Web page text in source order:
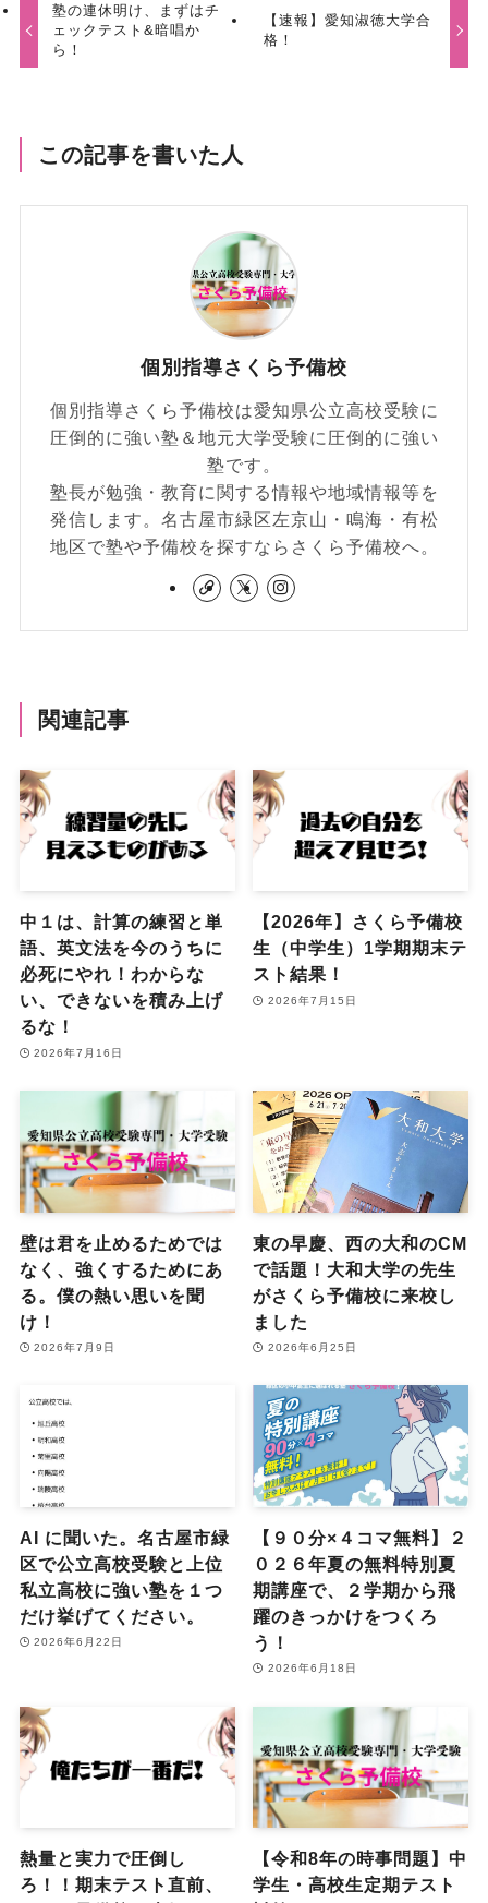
塾の連休明け、まずはチ
ェックテスト&暗唱か
ら！
【速報】愛知淑徳大学合
格！
この記事を書いた人
個別指導さくら予備校
個別指導さくら予備校は愛知県公立高校受験に
圧倒的に強い塾＆地元大学受験に圧倒的に強い
塾です。
塾長が勉強・教育に関する情報や地域情報等を
発信します。名古屋市緑区左京山・鳴海・有松
地区で塾や予備校を探すならさくら予備校へ。
関連記事
中１は、計算の練習と単
語、英文法を今のうちに
必死にやれ！わからな
い、できないを積み上げ
るな！
2026年7月16日
【2026年】さくら予備校
生（中学生）1学期期末テ
スト結果！
2026年7月15日
壁は君を止めるためでは
なく、強くするためにあ
る。僕の熱い思いを聞
け！
2026年7月9日
東の早慶、西の大和のCM
で話題！大和大学の先生
がさくら予備校に来校し
ました
2026年6月25日
AI に聞いた。名古屋市緑
区で公立高校受験と上位
私立高校に強い塾を１つ
だけ挙げてください。
2026年6月22日
【９０分×４コマ無料】２
０２６年夏の無料特別夏
期講座で、２学期から飛
躍のきっかけをつくろ
う！
2026年6月18日
熱量と実力で圧倒し
ろ！！期末テスト直前、
【令和8年の時事問題】中
学生・高校生定期テスト